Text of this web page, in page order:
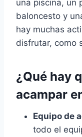
una piscina, un
baloncesto y
hay muchas
disfrutar, como
¿Qué hay
acampar
Equipo de
todo el